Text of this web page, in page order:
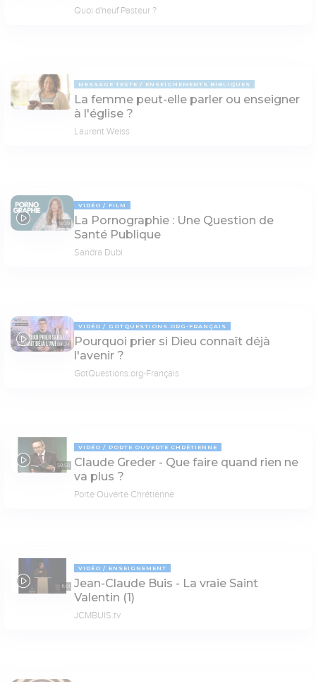
Quoi d'neuf Pasteur ?
MESSAGE TEXTE ENSEIGNEMENTS BIBLIQUES
La femme peut-elle parler ou enseigner
à l'église ?
Laurent Weiss
18:39
VIDÉO FILM
La Pornographie : Une Question de
Santé Publique
Sandra Dubi
04:24
VIDÉO GOTQUESTIONS.ORG-FRANÇAIS
Pourquoi prier si Dieu connaît déjà
l'avenir ?
GotQuestions.org-Français
50:50
VIDÉO PORTE OUVERTE CHRÉTIENNE
Claude Greder - Que faire quand rien ne
va plus ?
Porte Ouverte Chrétienne
11:01
VIDÉO ENSEIGNEMENT
Jean-Claude Buis - La vraie Saint
Valentin (1)
JCMBUIS.tv